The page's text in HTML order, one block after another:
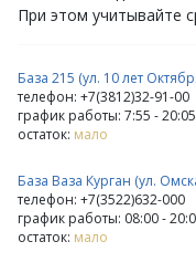
При этом учитывайте
База 215 (ул. 10 лет
телефон: +7(3812)32-91-00
график работы: 7:55 - 20:05
остаток: мало
База Ваза Курган (ул.
телефон: +7(3522)632-000
график работы: 08:00 -
остаток: мало